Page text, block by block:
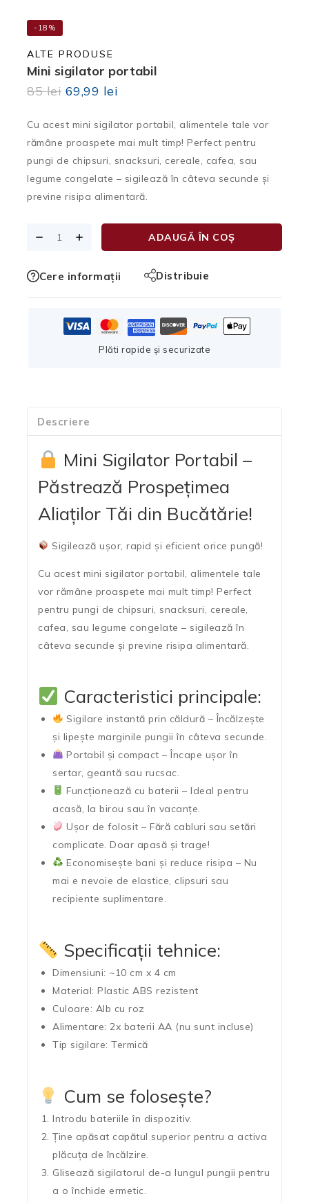
-18%
ALTE PRODUSE
Mini sigilator portabil
85lei 69,99 lei
Cu acest mini sigilator portabil, alimentele tale vor
rămâne proaspete mai mult timp! Perfect pentru
pungi de chipsuri, snacksuri, cereale, cafea, sau
legume congelate – sigilează în câteva secunde și
previne risipa alimentară.
ADAUGĂ ÎN COȘ
Cere informații Distribuie
Plăti rapide și securizate
Descriere
Mini Sigilator Portabil –
Păstrează Prospețimea
Aliaților Tăi din Bucătărie!
Sigilează ușor, rapid și eficient orice pungă!
Cu acest mini sigilator portabil, alimentele tale
vor rămâne proaspete mai mult timp! Perfect
pentru pungi de chipsuri, snacksuri, cereale,
cafea, sau legume congelate – sigilează în
câteva secunde și previne risipa alimentară.
Caracteristici principale:
Sigilare instantă prin căldură – Încălzește
și lipește marginile pungii în câteva secunde.
Portabil și compact – Încape ușor în
sertar, geantă sau rucsac.
Funcționează cu baterii – Ideal pentru
acasă, la birou sau în vacanțe.
Ușor de folosit – Fără cabluri sau setări
complicate. Doar apasă și trage!
Economisește bani și reduce risipa – Nu
mai e nevoie de elastice, clipsuri sau
recipiente suplimentare.
Specificații tehnice:
Dimensiuni: ~10 cm x 4 cm
Material: Plastic ABS rezistent
Culoare: Alb cu roz
Alimentare: 2x baterii AA (nu sunt incluse)
Tip sigilare: Termică
Cum se folosește?
Introdu bateriile în dispozitiv.
Ține apăsat capătul superior pentru a activa
plăcuța de încălzire.
Glisează sigilatorul de-a lungul pungii pentru
a o închide ermetic.